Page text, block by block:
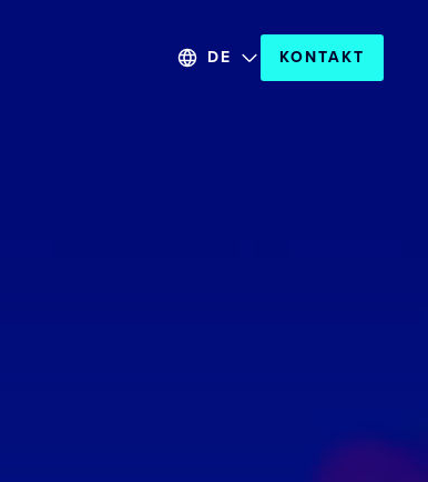
DE KONTAKT